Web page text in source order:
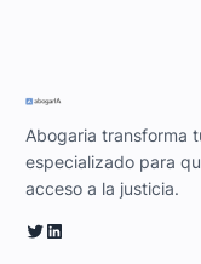
Abogaria transforma
especializado para
acceso a la justicia.
Twitter LinkedIn